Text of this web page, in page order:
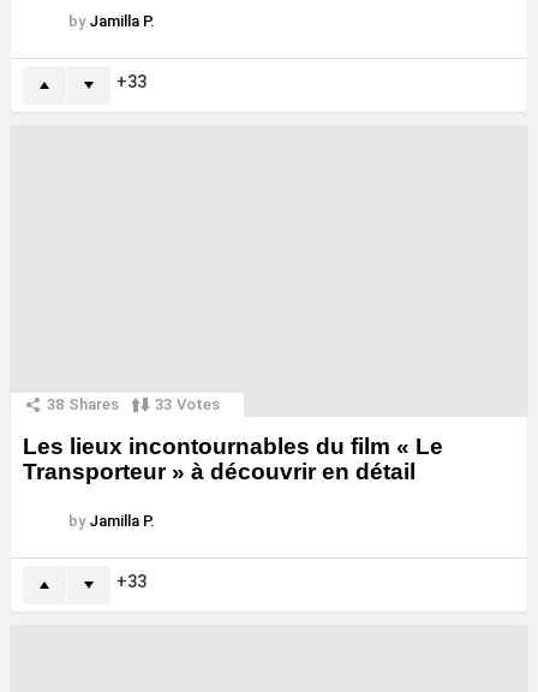
by Jamilla P.
33
38 Shares 33 Votes
Les lieux incontournables du film « Le
Transporteur » à découvrir en détail
by Jamilla P.
33